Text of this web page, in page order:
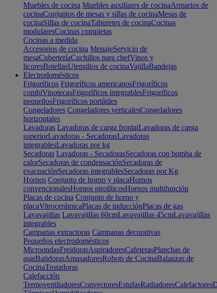
Muebles de cocina Muebles auxiliares de cocinaArmarios de
cocinaConjuntos de mesas y sillas de cocinaMesas de
cocinaSillas de cocinaTaburetes de cocinaCocinas
modularesCocinas completas
Cocinas a medida
Accesorios de cocina MenajeServicio de
mesaCuberteríaCuchillos para chefVinos y
licoresBotellasUtensilios de cocinaVajillaBandejas
Electrodomésticos
Frigoríficos Frigoríficos americanosFrigoríficos
combiVinotecasFrigoríficos integrablesFrigoríficos
pequeñosFrigoríficos portátiles
Congeladores Congeladores verticalesCongeladores
horizontales
Lavadoras Lavadoras de carga frontalLavadoras de carga
superiorLavadoras - SecadorasLavadoras
integrablesLavadoras por kg
Secadoras Lavadoras - SecadorasSecadoras con bomba de
calorSecadoras de condensaciónSecadoras de
evacuaciónSecadoras integrablesSecadoras por Kg
Hornos Conjunto de horno y placaHornos
convencionalesHornos pirolíticosHornos multifunción
Placas de cocina Conjunto de horno y
placaVitrocerámicaPlacas de inducciónPlacas de gas
Lavavajillas Lavavajillas 60cmLavavajillas 45cmLavavajillas
integrables
Campanas extractoras Campanas decorativas
Pequeños electrodomésticos
MicroondasFreidorasAspiradoresCafeterasPlanchas de
asarBatidorasAmasadoresRobots de CocinaBalanzas de
CocinaTostadoras
Calefacción
TermoventiladoresConvectoresEstufasRadiadoresCalefactores